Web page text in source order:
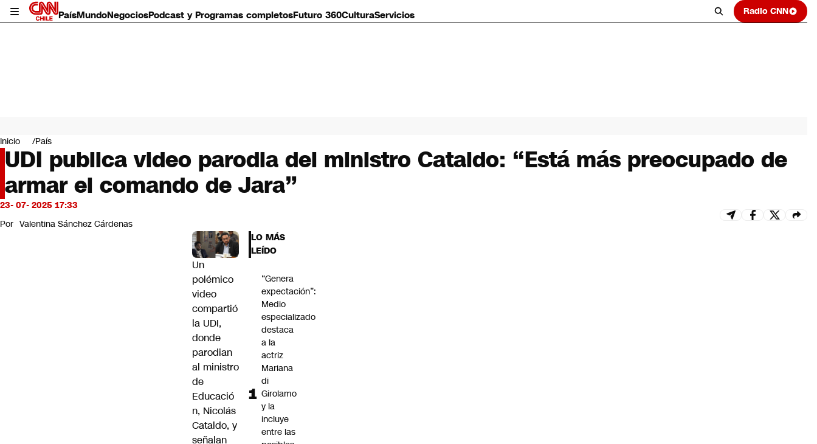
PaísMundoNegociosPodcast y Programas completosFuturo 360CulturaServicios Radio CNN
Mundo
Negocios
Deportes
Programas completos
Cultura
Servicios
Bits
CNN Data
Inicio País
UDI publica video parodia del ministro Cataldo: “Está más preocupado de
armar el comando de Jara”
23- 07- 2025 17:33
Por Valentina Sánchez Cárdenas
Un
polémico
video
compartió
la UDI,
donde
parodian
al ministro
de
Educació
n, Nicolás
Cataldo, y
señalan
LO MÁS
LEÍDO
“Genera
expectación”:
Medio
especializado
destaca
a la
actriz
Mariana
di
Girolamo
y la
incluye
entre las